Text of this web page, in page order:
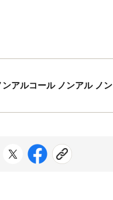
アルコール ノンアル ノ